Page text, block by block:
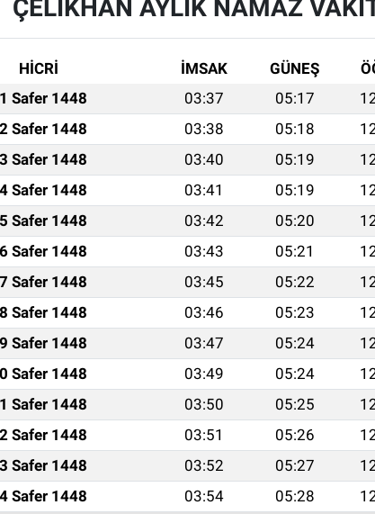
ÇELİKHAN AYLIK NAMAZ
HİCRİ İMSAK GÜNEŞ
Safer 1448 03:37 05:17
Safer 1448 03:38 05:18
Safer 1448 03:40 05:19
Safer 1448 03:41 05:19
Safer 1448 03:42 05:20
Safer 1448 03:43 05:21
Safer 1448 03:45 05:22
Safer 1448 03:46 05:23
Safer 1448 03:47 05:24
Safer 1448 03:49 05:24
Safer 1448 03:50 05:25
Safer 1448 03:51 05:26
Safer 1448 03:52 05:27
Safer 1448 03:54 05:28